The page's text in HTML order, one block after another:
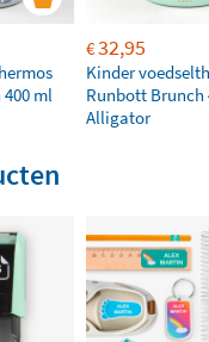
ml
€32,95
Kinder
Runbott Brunch
Alligator